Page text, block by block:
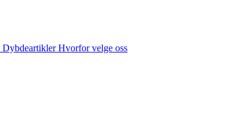
DybdeartiklerHvorfor velge oss